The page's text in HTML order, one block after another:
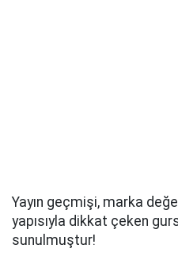
Yayın geçmişi, marka
yapısıyla dikkat çeken
sunulmuştur!